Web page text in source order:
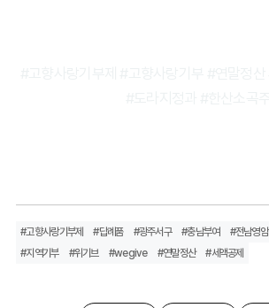
#고향사랑기부제 #답례품 #광주서구 #충남부여 #전남영암
#지역기부
#위기브 #wegive #연말정산 #세액공제